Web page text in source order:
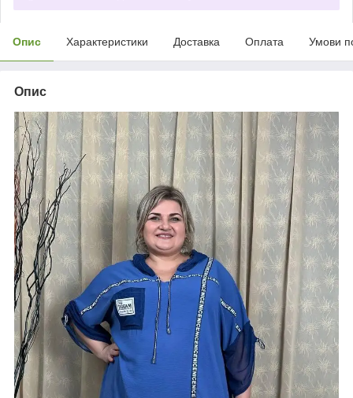
Опис Характеристики Доставка Оплата Умови
Опис